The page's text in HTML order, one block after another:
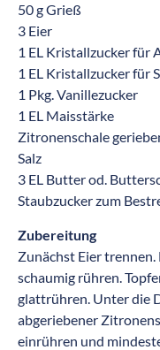
50 g Grieß
3 Eier
1 EL Kristallzucker für
1 EL Kristallzucker für
1 Pkg. Vanillezucker
1 EL Maisstärke
Zitronenschale
Salz
3 EL Butter od.
Staubzucker zum
Zubereitung
Zunächst Eier
schaumig rühren.
glattrühren. Unter die
abgeriebener
einrühren und